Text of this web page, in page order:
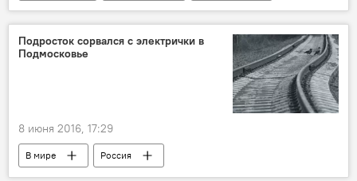
Страсти по закону "О военной службе и статусе военнослужащего"
Подросток сорвался с электрички в
Подмосковье
8 июня 2016, 17:29
В мире Россия